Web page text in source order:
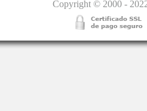
Copyright © 2000 -